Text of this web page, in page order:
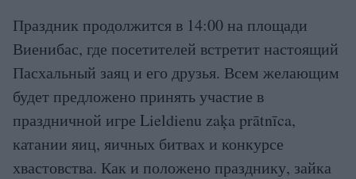
Праздник продолжится в 14:00 на площади
Виенибас, где посетителей встретит настоящий
Пасхальный заяц и его друзья. Всем желающим
будет предложено принять участие в
праздничной игре Lieldienu zaķa prātnīca,
катании яиц, яичных битвах и конкурсе
хвастовства. Как и положено празднику, зайка